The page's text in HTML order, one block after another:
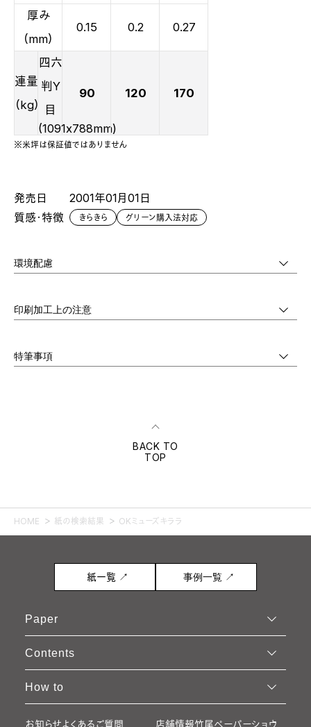
厚み
（mm）
0.15 0.2 0.27
連量
（kg）
四六
判Y
目
(1091x788mm)
90 120 170
※米坪は保証値ではありません
発売日
2001年01月01日
質感・特徴
きらきら グリーン購入法対応
環境配慮
印刷加工上の注意
特筆事項
BACK TO
TOP
HOME 紙の検索結果 OKミューズキララ
紙一覧 ↗ 事例一覧 ↗
Paper
Contents
How to
お知らせよくあるご質問 店舗情報竹尾ペーパーショウ